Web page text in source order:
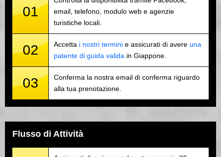
01
email, telefono, modulo web e agenzie
turistiche locali.
02 Accetta i nostri termini e assicurati di avere una
patente di guida valida in Giappone.
03
Conferma la nostra email di conferma riguardo
alla tua prenotazione.
Flusso di Attività